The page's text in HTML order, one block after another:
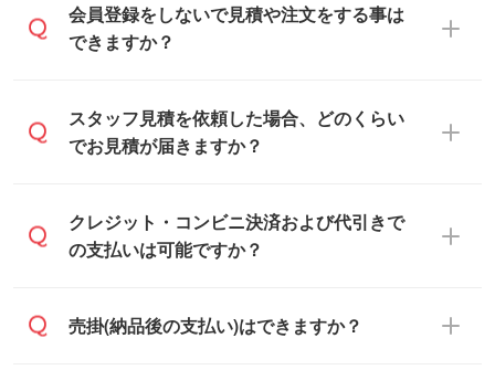
会員登録をしないで見積や注文をする事は
できますか？
可能です。見積・注文フォームにて『ゲス
トのまま進む』ボタンからお進みのうえ、
スタッフ見積を依頼した場合、どのくらい
でお見積が届きますか？
通常、翌営業日までにお送りしておりま
す。混雑状況によっては、お時間をいただ
翌営業日以降のご連絡となります。
クレジット・コンビニ決済および代引きで
の支払いは可能ですか？
銀行振込のみのご対応となります。
売掛(納品後の支払い)はできますか？